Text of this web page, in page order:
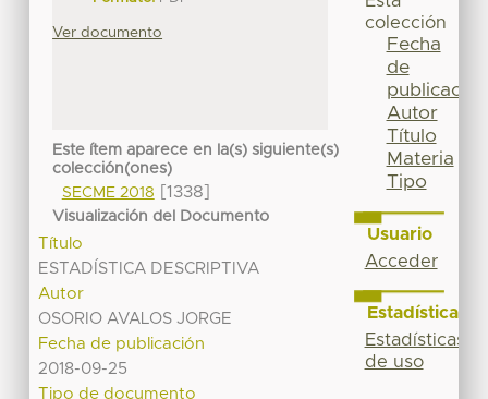
Ver documento
Este ítem aparece en la(s) siguiente(s)
colección(ones)
SECME 2018
[1338]
Visualización del Documento
Título
ESTADÍSTICA DESCRIPTIVA
Autor
OSORIO AVALOS JORGE
Fecha de publicación
2018-09-25
Tipo de documento
colección
Fecha
de
publicación
Autor
Título
Materia
Tipo
Usuario
Acceder
Estadísticas
Estadísticas
de uso